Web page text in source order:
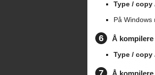
Type / copy
På
6 Å
Type / copy